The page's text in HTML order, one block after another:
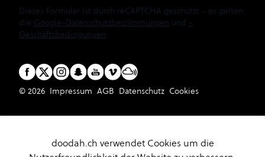
Dieses Formular ist durch reCAPTCHA geschützt - es gelten
die Google-Datenschutzbestimmungen und -
Geschäftsbedingungen.
© 2026 Impressum AGB Datenschutz Cookies
doodah.ch verwendet Cookies um die